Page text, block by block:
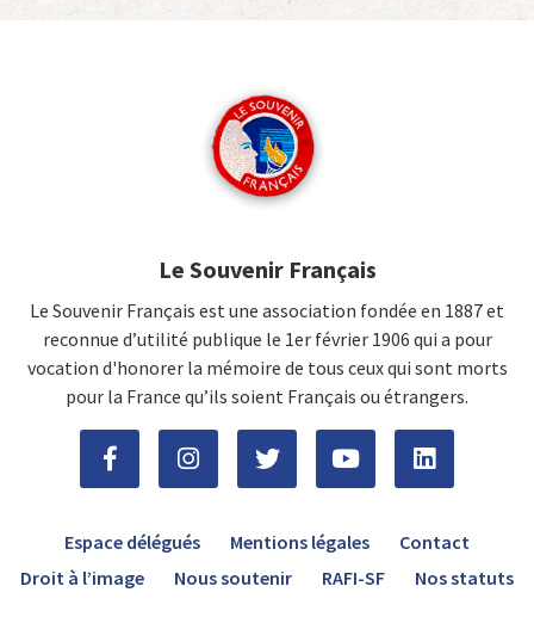
Le Souvenir Français
Le Souvenir Français est une association fondée en 1887 et
reconnue d’utilité publique le 1er février 1906 qui a pour
vocation d'honorer la mémoire de tous ceux qui sont morts
pour la France qu’ils soient Français ou étrangers.
Espace délégués Mentions légales
Contact
Droit à l’image
Nous soutenir RAFI-SF Nos statuts